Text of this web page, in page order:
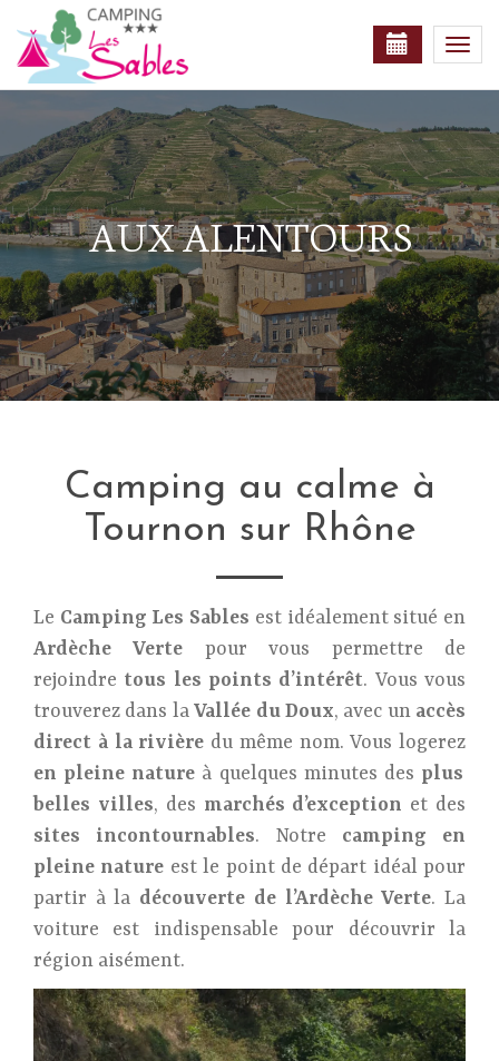
AUX ALENTOURS
Camping au calme à
Tournon sur Rhône
Le Camping Les Sables est idéalement situé en
Ardèche Verte pour vous permettre de
rejoindre tous les points d’intérêt. Vous vous
trouverez dans laVallée du Doux, avec unaccès
direct à la rivière du même nom. Vous logerez
en pleine nature à quelques minutes des plus
belles villes, des marchés d’exception et des
sites incontournables. Notre camping en
pleine nature est le point de départ idéal pour
partir à la découverte de l’Ardèche Verte. La
voiture est indispensable pour découvrir la
région aisément.